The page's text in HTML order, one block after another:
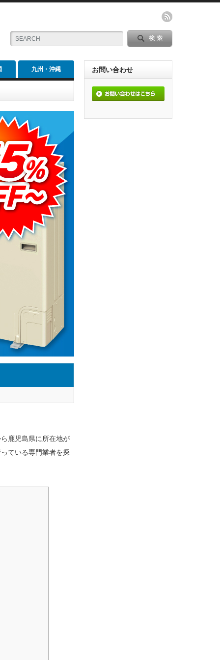
九州・沖縄
鹿児島県に所在地が
ている専門業者を探
お問い合わせ